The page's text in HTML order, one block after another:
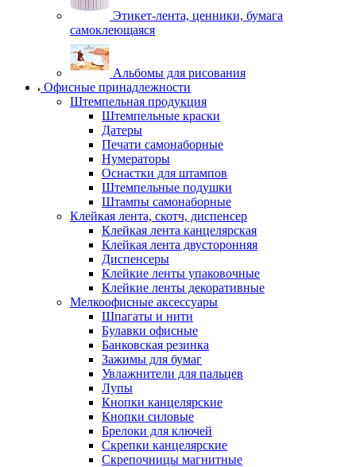
Этикет-лента, ценники, бумага
самоклеющаяся
Альбомы для рисования
Офисные принадлежности
Штемпельная продукция
Штемпельные краски
Датеры
Печати самонаборные
Нумераторы
Оснастки для штампов
Штемпельные подушки
Штампы самонаборные
Клейкая лента, скотч, диспенсер
Клейкая лента канцелярская
Клейкая лента двусторонняя
Диспенсеры
Клейкие ленты упаковочные
Клейкие ленты декоративные
Мелкоофисные аксессуары
Шпагаты и нити
Булавки офисные
Банковская резинка
Зажимы для бумаг
Увлажнители для пальцев
Лупы
Кнопки канцелярские
Кнопки силовые
Брелоки для ключей
Скрепки канцелярские
Скрепочницы магнитные